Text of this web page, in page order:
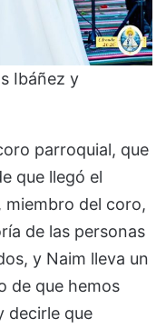
Ibáñez y
parroquial, que
que llegó el
miembro del coro,
de las personas
y Naim lleva un
de que hemos
decirle que